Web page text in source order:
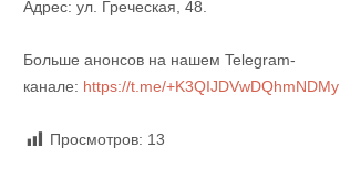
Адрес: ул. Греческая, 48.
Больше анонсов на нашем Telegram-
канале: https://t.me/+K3QIJDVwDQhmNDMy
Просмотров: 13